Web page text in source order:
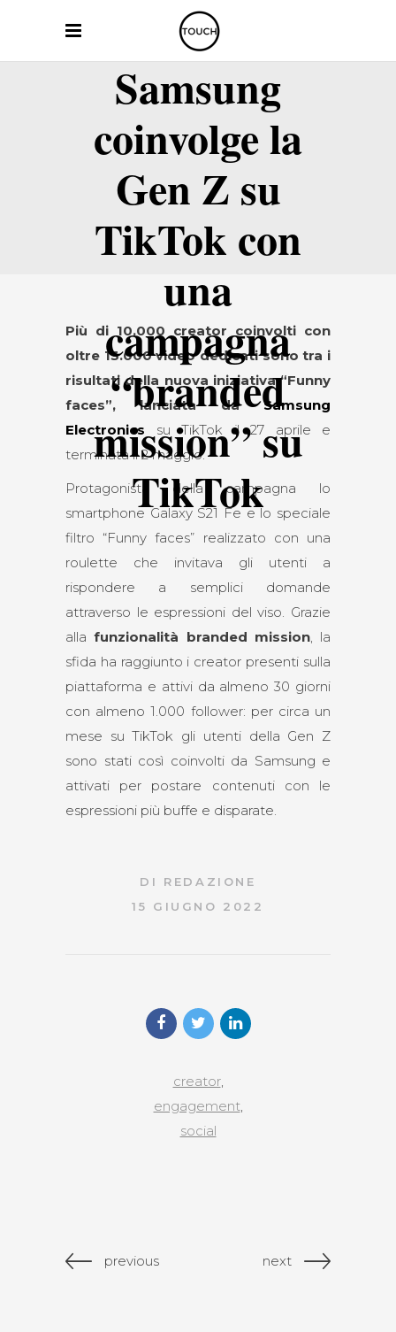
Samsung
coinvolge la
Gen Z su
TikTok con
una
campagna
“branded
mission” su
TikTok
Più di 10.000 creator coinvolti con
oltre 13.000 video dedicati sono tra i
risultati della nuova iniziativa “Funny
faces”, lanciata da
Samsung
Electronics su TikTok il 27 aprile e
terminata il 2 maggio.
Protagonista della campagna lo
smartphone Galaxy S21 Fe e lo speciale
filtro “Funny faces” realizzato con una
roulette che invitava gli utenti a
rispondere a semplici domande
attraverso le espressioni del viso. Grazie
allafunzionalità branded mission, la
sfida ha raggiunto i creator presenti sulla
piattaforma e attivi da almeno 30 giorni
con almeno 1.000 follower: per circa un
mese su TikTok gli utenti della Gen Z
sono stati così coinvolti da Samsung e
attivati per postare contenuti con le
espressioni più buffe e disparate.
DI REDAZIONE
15 GIUGNO 2022
creator,
engagement,
social
previous next